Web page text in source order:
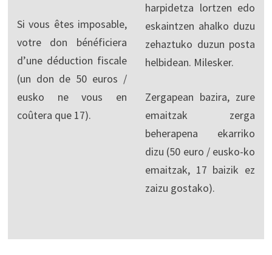
Si vous êtes imposable,
votre don bénéficiera
d’une déduction fiscale
(un don de 50 euros /
eusko ne vous en
coûtera que 17).
harpidetza lortzen edo
eskaintzen ahalko duzu
zehaztuko duzun posta
helbidean. Milesker.
Zergapean bazira, zure
emaitzak zerga
beherapena ekarriko
dizu (50 euro / eusko-ko
emaitzak, 17 baizik ez
zaizu gostako).